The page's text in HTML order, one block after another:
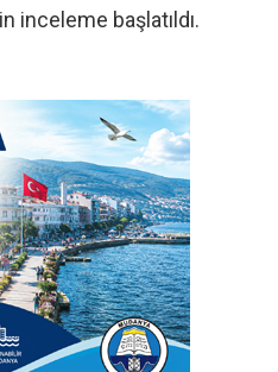
inceleme başlatıldı.